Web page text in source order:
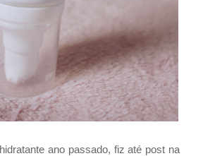
ano passado, fiz até post na